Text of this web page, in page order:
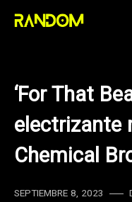
Skip
‘For That
electrizante
Chemical
SEPTIEMBRE 8, 2023